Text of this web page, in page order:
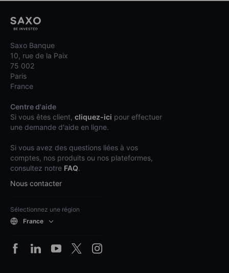
Saxo Banque
10, rue de la Paix
75 002
Paris
France
Centre d'aide
Si vous êtes client, cliquez-ici pour effectuer
une demande d'aide en ligne.
Si vous avez des questions liées à vos
comptes, nos produits ou nos plateformes,
consultez notre FAQ.
Nous contacter
Sélectionnez une région
France